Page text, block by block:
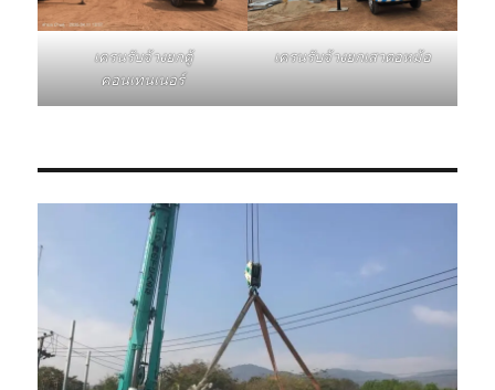
เครนรับจ้างยกตู้
คอนเทนเนอร์
เครนรับจ้างยกเสาตอหม้อ